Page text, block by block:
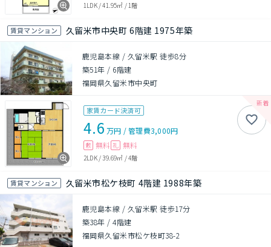
1LDK/41.95㎡ /1階
賃貸マンション 久留米市中央町 6階建 1975年築
鹿児島本線 / 久留米駅 徒歩8分
築51年 / 6階建
福岡県久留米市中央町
家賃カード決済可
4.6 万円 /管理費3,000円
敷 無料 礼 無料
2LDK/39.69㎡ /4階
賃貸マンション 久留米市松ケ枝町 4階建 1988年築
鹿児島本線 / 久留米駅 徒歩17分
築38年 /4階建
福岡県久留米市松ケ枝町38-2